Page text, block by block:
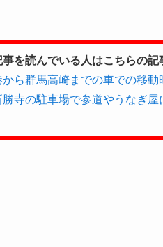
事を読んでいる人はこちらの記
から群馬高崎までの車での移
勝寺の駐車場で参道やうなぎ